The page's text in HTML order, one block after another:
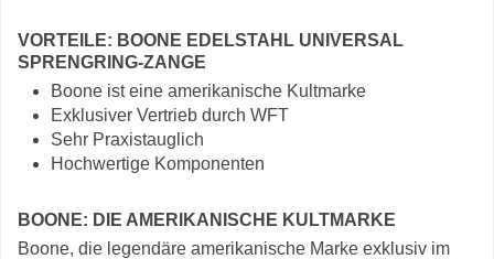
VORTEILE: BOONE EDELSTAHL UNIVERSAL
SPRENGRING-ZANGE
Boone ist eine amerikanische Kultmarke
Exklusiver Vertrieb durch WFT
Sehr Praxistauglich
Hochwertige Komponenten
BOONE: DIE AMERIKANISCHE KULTMARKE
Boone, die legendäre amerikanische Marke exklusiv im